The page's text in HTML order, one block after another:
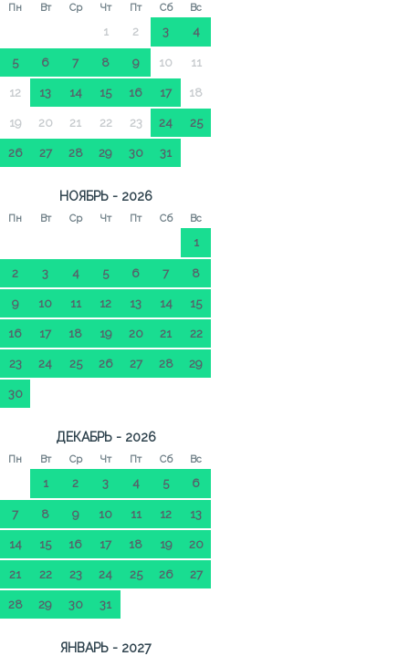
Пн Вт Ср Чт Пт Сб Вс
1 2 3 4
5 6 7 8 9 10 11
12 13 14 15 16 17 18
19 20 21 22 23 24 25
26 27 28 29 30 31
НОЯБРЬ - 2026
Пн Вт Ср Чт Пт Сб Вс
1
2 3 4 5 6 7 8
9 10 11 12 13 14 15
16 17 18 19 20 21 22
23 24 25 26 27 28 29
30
ДЕКАБРЬ - 2026
Пн Вт Ср Чт Пт Сб Вс
1 2 3 4 5 6
7 8 9 10 11 12 13
14 15 16 17 18 19 20
21 22 23 24 25 26 27
28 29 30 31
ЯНВАРЬ - 2027